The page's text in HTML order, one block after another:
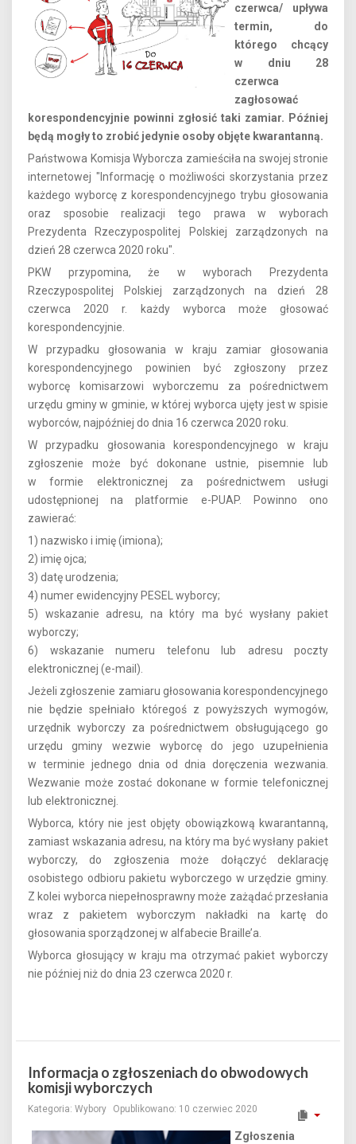
czerwca/ upływa
termin, do
którego chcący
w dniu 28
czerwca
zagłosować
korespondencyjnie powinni zgłosić taki zamiar. Później
będą mogły to zrobić jedynie osoby objęte kwarantanną.
Państwowa Komisja Wyborcza zamieściła na swojej stronie
internetowej "Informację o możliwości skorzystania przez
każdego wyborcę z korespondencyjnego trybu głosowania
oraz sposobie realizacji tego prawa w wyborach
Prezydenta Rzeczypospolitej Polskiej zarządzonych na
dzień 28 czerwca 2020 roku".
PKW przypomina, że w wyborach Prezydenta
Rzeczypospolitej Polskiej zarządzonych na dzień 28
czerwca 2020 r. każdy wyborca może głosować
korespondencyjnie.
W przypadku głosowania w kraju zamiar głosowania
korespondencyjnego powinien być zgłoszony przez
wyborcę komisarzowi wyborczemu za pośrednictwem
urzędu gminy w gminie, w której wyborca ujęty jest w spisie
wyborców, najpóźniej do dnia 16 czerwca 2020 roku.
W przypadku głosowania korespondencyjnego w kraju
zgłoszenie może być dokonane ustnie, pisemnie lub
w formie elektronicznej za pośrednictwem usługi
udostępnionej na platformie e-PUAP. Powinno ono
zawierać:
1) nazwisko i imię (imiona);
2) imię ojca;
3) datę urodzenia;
4) numer ewidencyjny PESEL wyborcy;
5) wskazanie adresu, na który ma być wysłany pakiet
wyborczy;
6) wskazanie numeru telefonu lub adresu poczty
elektronicznej (e-mail).
Jeżeli zgłoszenie zamiaru głosowania korespondencyjnego
nie będzie spełniało któregoś z powyższych wymogów,
urzędnik wyborczy za pośrednictwem obsługującego go
urzędu gminy wezwie wyborcę do jego uzupełnienia
w terminie jednego dnia od dnia doręczenia wezwania.
Wezwanie może zostać dokonane w formie telefonicznej
lub elektronicznej.
Wyborca, który nie jest objęty obowiązkową kwarantanną,
zamiast wskazania adresu, na który ma być wysłany pakiet
wyborczy, do zgłoszenia może dołączyć deklarację
osobistego odbioru pakietu wyborczego w urzędzie gminy.
Z kolei wyborca niepełnosprawny może zażądać przesłania
wraz z pakietem wyborczym nakładki na kartę do
głosowania sporządzonej w alfabecie Braille’a.
Wyborca głosujący w kraju ma otrzymać pakiet wyborczy
nie później niż do dnia 23 czerwca 2020 r.
Informacja o zgłoszeniach do obwodowych
komisji wyborczych
Kategoria: Wybory Opublikowano: 10 czerwiec 2020
Zgłoszenia